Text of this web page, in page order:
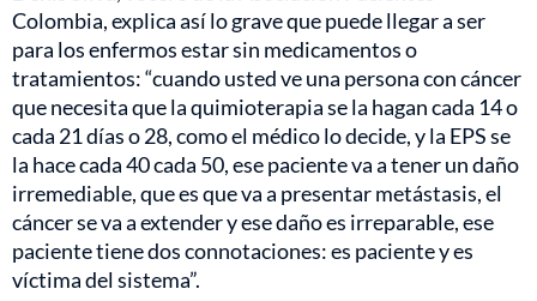
Colombia, explica así lo grave que puede llegar a ser
para los enfermos estar sin medicamentos o
tratamientos: “cuando usted ve una persona con cáncer
que necesita que la quimioterapia se la hagan cada 14 o
cada 21 días o 28, como el médico lo decide, y la EPS se
la hace cada 40 cada 50, ese paciente va a tener un daño
irremediable, que es que va a presentar metástasis, el
cáncer se va a extender y ese daño es irreparable, ese
paciente tiene dos connotaciones: es paciente y es
víctima del sistema”.